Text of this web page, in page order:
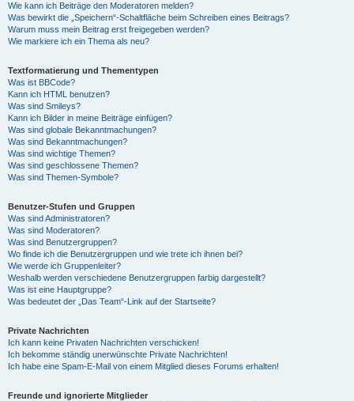
Wie kann ich Beiträge den Moderatoren melden?
Was bewirkt die „Speichern“-Schaltfläche beim Schreiben eines Beitrags?
Warum muss mein Beitrag erst freigegeben werden?
Wie markiere ich ein Thema als neu?
Textformatierung und Thementypen
Was ist BBCode?
Kann ich HTML benutzen?
Was sind Smileys?
Kann ich Bilder in meine Beiträge einfügen?
Was sind globale Bekanntmachungen?
Was sind Bekanntmachungen?
Was sind wichtige Themen?
Was sind geschlossene Themen?
Was sind Themen-Symbole?
Benutzer-Stufen und Gruppen
Was sind Administratoren?
Was sind Moderatoren?
Was sind Benutzergruppen?
Wo finde ich die Benutzergruppen und wie trete ich ihnen bei?
Wie werde ich Gruppenleiter?
Weshalb werden verschiedene Benutzergruppen farbig dargestellt?
Was ist eine Hauptgruppe?
Was bedeutet der „Das Team“-Link auf der Startseite?
Private Nachrichten
Ich kann keine Privaten Nachrichten verschicken!
Ich bekomme ständig unerwünschte Private Nachrichten!
Ich habe eine Spam-E-Mail von einem Mitglied dieses Forums erhalten!
Freunde und ignorierte Mitglieder